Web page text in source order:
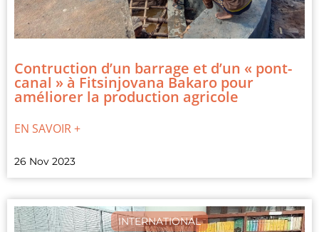
Contruction d’un barrage et d’un « pont-
canal » à Fitsinjovana Bakaro pour
améliorer la production agricole
EN SAVOIR +
26 Nov 2023
INTERNATIONAL